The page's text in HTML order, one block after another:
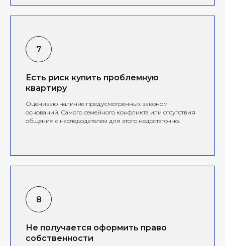
Есть риск купить проблемную
квартиру
Оцениваю наличие предусмотренных законом
оснований. Самого семейного конфликта или отсутствия
общения с наследодателем для этого недостаточно.
Не получается оформить право
собственности